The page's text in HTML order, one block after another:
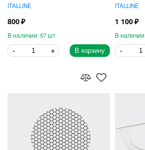
ITALLINE
800
57
В корзину
ITALLINE
1 100